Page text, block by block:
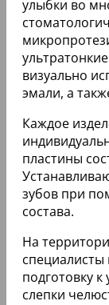
Среди
недостатки:
указывают
подойти
зубов, так
но не
остаются
люминиры
создания